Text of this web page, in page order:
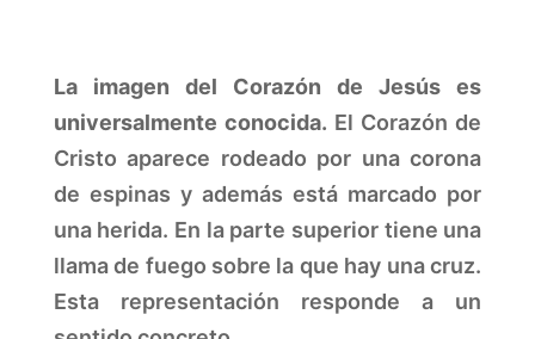
La imagen del Corazón de Jesús es
universalmente conocida. El Corazón de
Cristo aparece rodeado por una corona
de espinas y además está marcado por
una herida. En la parte superior tiene una
llama de fuego sobre la que hay una cruz.
Esta representación responde a un